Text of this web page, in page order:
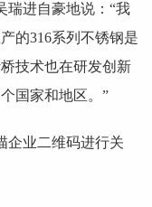
进自豪地说：“我
的316系列不锈钢是
技术也在研发创新
国家和地区。”
业二维码进行关